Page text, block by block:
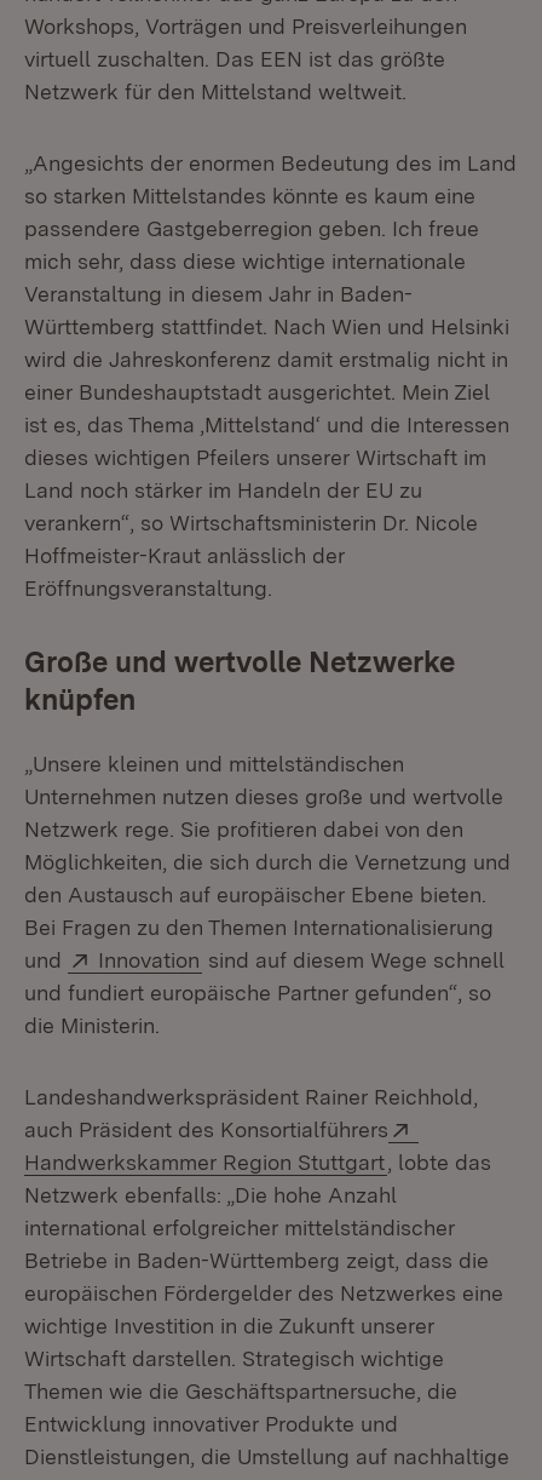
Workshops, Vorträgen und Preisverleihungen
virtuell zuschalten. Das EEN ist das größte
Netzwerk für den Mittelstand weltweit.
„Angesichts der enormen Bedeutung des im Land
so starken Mittelstandes könnte es kaum eine
passendere Gastgeberregion geben. Ich freue
mich sehr, dass diese wichtige internationale
Veranstaltung in diesem Jahr in Baden-
Württemberg stattfindet. Nach Wien und Helsinki
wird die Jahreskonferenz damit erstmalig nicht in
einer Bundeshauptstadt ausgerichtet. Mein Ziel
ist es, das Thema ‚Mittelstand‘ und die Interessen
dieses wichtigen Pfeilers unserer Wirtschaft im
Land noch stärker im Handeln der EU zu
verankern“, so Wirtschaftsministerin Dr. Nicole
Hoffmeister-Kraut anlässlich der
Eröffnungsveranstaltung.
Große und wertvolle Netzwerke
knüpfen
„Unsere kleinen und mittelständischen
Unternehmen nutzen dieses große und wertvolle
Netzwerk rege. Sie profitieren dabei von den
Möglichkeiten, die sich durch die Vernetzung und
den Austausch auf europäischer Ebene bieten.
Bei Fragen zu den Themen Internationalisierung
und
Extern:
Innovation (Öffnet in neuem Fenster)
sind auf diesem Wege schnell
und fundiert europäische Partner gefunden“, so
die Ministerin.
Landeshandwerkspräsident Rainer Reichhold,
auch Präsident des Konsortialführers
Handwerkskammer Region Stuttgart (Öffnet in
, lobte das
Netzwerk ebenfalls: „Die hohe Anzahl
international erfolgreicher mittelständischer
Betriebe in Baden-Württemberg zeigt, dass die
europäischen Fördergelder des Netzwerkes eine
wichtige Investition in die Zukunft unserer
Wirtschaft darstellen. Strategisch wichtige
Themen wie die Geschäftspartnersuche, die
Entwicklung innovativer Produkte und
Dienstleistungen, die Umstellung auf nachhaltige